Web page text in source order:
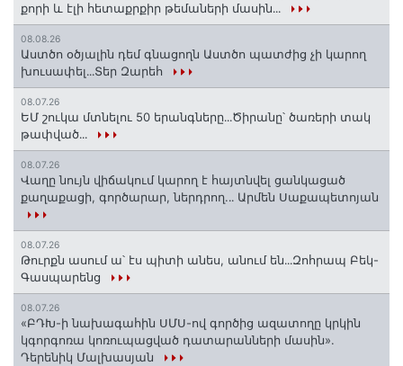
քորի և էլի հետաքրքիր թեմաների մասին․․․
08.08.26
Աստծո օծյալին դեմ գնացողն Աստծո պատժից չի կարող
խուսափել․․․Տեր Զարեհ
08.07.26
ԵՄ շուկա մտնելու 50 երանգները․․․Ծիրանը՝ ծառերի տակ
թափված․․․
08.07.26
Վաղը նույն վիճակում կարող է հայտնվել ցանկացած
քաղաքացի, գործարար, ներդրող.․․ Արմեն Սաքապետոյան
08.07.26
Թուրքն ասում ա՝ էս պիտի անես, անում են․․․Զոհրապ Բեկ-
Գասպարենց
08.07.26
«ԲԴԽ-ի նախագահին ՍՄՍ-ով գործից ազատողը կրկին
կգորգոռա կոռուպացված դատարանների մասին».
Դերենիկ Մալխասյան